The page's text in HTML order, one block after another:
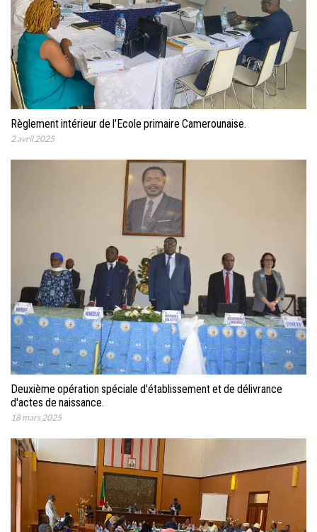
Règlement intérieur de l'Ecole primaire Camerounaise.
2 avril 2025
Deuxième opération spéciale d'établissement et de délivrance
d'actes de naissance.
18 mars 2025